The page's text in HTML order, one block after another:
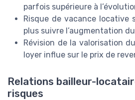
parfois supérieure à
Risque de vacance locative
plus suivre l’augmentation
Révision de la valorisation
loyer influe sur le prix de
Relations bailleur-
risques